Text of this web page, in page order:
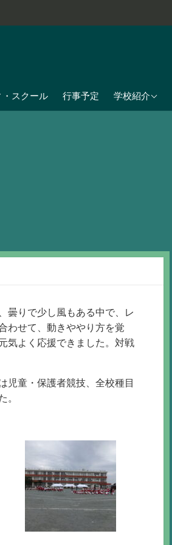
・スクール 行事予定 学校紹介
学校教育目標
曇りで少し風もある中で、レ
わせて、動きややり方を覚
気よく応援できました。対戦
児童・保護者競技、全校種目